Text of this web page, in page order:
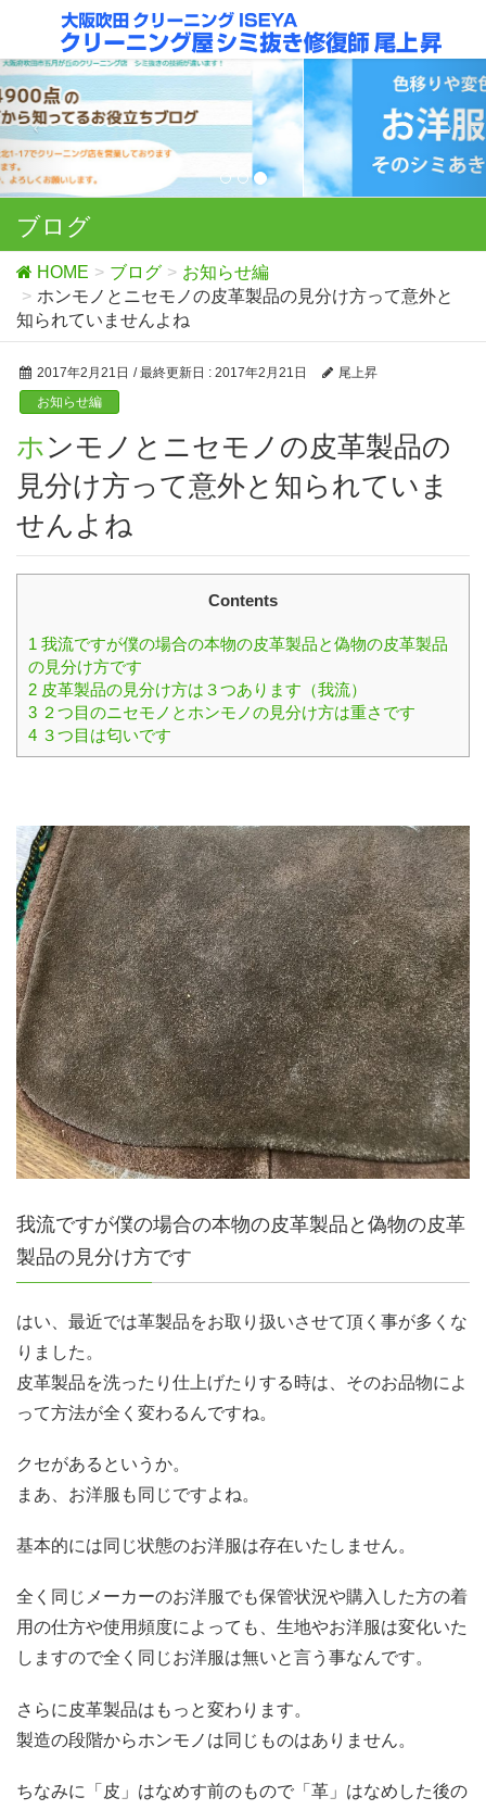
ブログ
HOME ブログ
お知らせ編
ホンモノとニセモノの皮革製品の見分け方って意外と
知られていませんよね
2017年2月21日 / 最終更新日 : 2017年2月21日
尾上昇
お知らせ編
ホンモノとニセモノの皮革製品の
見分け方って意外と知られていま
せんよね
Contents
1 我流ですが僕の場合の本物の皮革製品と偽物の皮革製品
の見分け方です
2 皮革製品の見分け方は３つあります（我流）
3 ２つ目のニセモノとホンモノの見分け方は重さです
4 ３つ目は匂いです
我流ですが僕の場合の本物の皮革製品と偽物の皮革
製品の見分け方です
はい、最近では革製品をお取り扱いさせて頂く事が多くな
りました。
皮革製品を洗ったり仕上げたりする時は、そのお品物によ
って方法が全く変わるんですね。
クセがあるというか。
まあ、お洋服も同じですよね。
基本的には同じ状態のお洋服は存在いたしません。
全く同じメーカーのお洋服でも保管状況や購入した方の着
用の仕方や使用頻度によっても、生地やお洋服は変化いた
しますので全く同じお洋服は無いと言う事なんです。
さらに皮革製品はもっと変わります。
製造の段階からホンモノは同じものはありません。
ちなみに「皮」はなめす前のもので「革」はなめした後の